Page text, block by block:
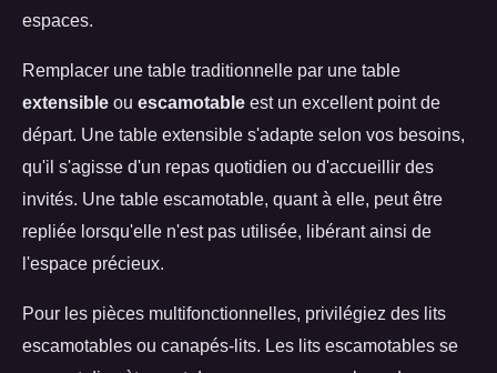
espaces.
Remplacer une table traditionnelle par une table
extensible ou escamotable est un excellent point de
départ. Une table extensible s'adapte selon vos besoins,
qu'il s'agisse d'un repas quotidien ou d'accueillir des
invités. Une table escamotable, quant à elle, peut être
repliée lorsqu'elle n'est pas utilisée, libérant ainsi de
l'espace précieux.
Pour les pièces multifonctionnelles, privilégiez des lits
escamotables ou canapés-lits. Les lits escamotables se